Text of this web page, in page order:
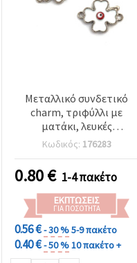
Μεταλλικό συνδετικό
charm, τριφύλλι με
ματάκι, λευκές
λεπτομέρειες, ασημί
χρώμα, 18x13x3 mm,
τρύπα: 1,5 mm - 2
τεμάχια
Κωδικός: 176283
0.80€ 1-4 πακέτο
ΕΚΠΤΏΣΕΙΣ
ΓΙΑ ΠΟΣΌΤΗΤΑ
0.56 €- 30 %5-9 πακέτο
0.40 €- 50 %10 πακέτο +